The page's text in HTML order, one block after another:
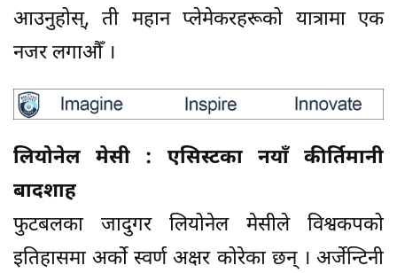
आउनुहोस्, ती महान प्लेमेकरहरूको यात्रामा एक
नजर लगाऔँ ।
लियोनेल मेसी : एसिस्टका नयाँ कीर्तिमानी
बादशाह
फुटबलका जादुगर लियोनेल मेसीले विश्वकपको
इतिहासमा अर्को स्वर्ण अक्षर कोरेका छन् । अर्जेन्टिनी